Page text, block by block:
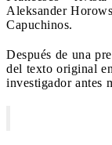
Aleksander
Capuchinos.
Después de una
del texto original
investigador antes